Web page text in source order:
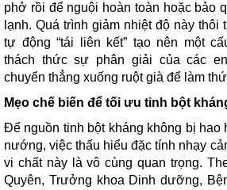
phở rồi để nguội hoàn toàn hoặc bảo
lạnh. Quá trình giảm nhiệt độ này thôi
tự động “tái liên kết” tạo nên một
thách thức sự phân giải của các
chuyển thẳng xuống ruột già để làm
Mẹo chế biến để tối ưu tinh bột
Để nguồn tinh bột kháng không bị hao
nướng, việc thấu hiểu đặc tính nhạy
vi chất này là vô cùng quan trọng.
Quyên, Trưởng khoa Dinh dưỡng,